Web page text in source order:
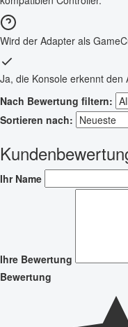
Wird der Adapter als
Ja, die Konsole erkennt den
Nach Bewertung filtern:
Sortieren nach:
Ihr Name
Ihre Bewertung
Bewertung